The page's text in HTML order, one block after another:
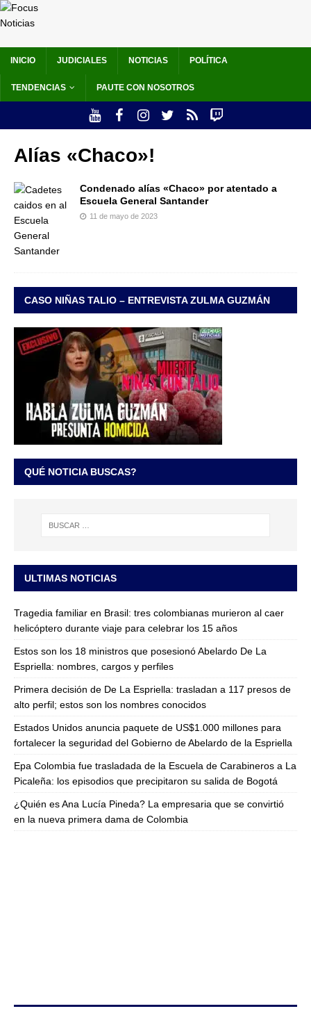
INICIO JUDICIALES NOTICIAS POLÍTICA
TENDENCIAS PAUTE CON NOSOTROS
Alías «Chaco»!
Condenado alías «Chaco» por atentado a
Escuela General Santander
11 de mayo de 2023
CASO NIÑAS TALIO – ENTREVISTA ZULMA GUZMÁN
QUÉ NOTICIA BUSCAS?
ULTIMAS NOTICIAS
Tragedia familiar en Brasil: tres colombianas murieron al caer
helicóptero durante viaje para celebrar los 15 años
Estos son los 18 ministros que posesionó Abelardo De La
Espriella: nombres, cargos y perfiles
Primera decisión de De La Espriella: trasladan a 117 presos de
alto perfil; estos son los nombres conocidos
Estados Unidos anuncia paquete de US$1.000 millones para
fortalecer la seguridad del Gobierno de Abelardo de la Espriella
Epa Colombia fue trasladada de la Escuela de Carabineros a La
Picaleña: los episodios que precipitaron su salida de Bogotá
¿Quién es Ana Lucía Pineda? La empresaria que se convirtió
en la nueva primera dama de Colombia